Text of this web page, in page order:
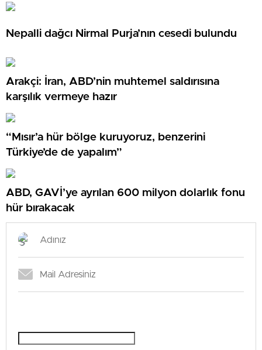
Nepalli dağcı Nirmal Purja’nın cesedi bulundu
Arakçi: İran, ABD’nin muhtemel saldırısına
karşılık vermeye hazır
“Mısır’a hür bölge kuruyoruz, benzerini
Türkiye’de de yapalım”
ABD, GAVİ’ye ayrılan 600 milyon dolarlık fonu
hür bırakacak